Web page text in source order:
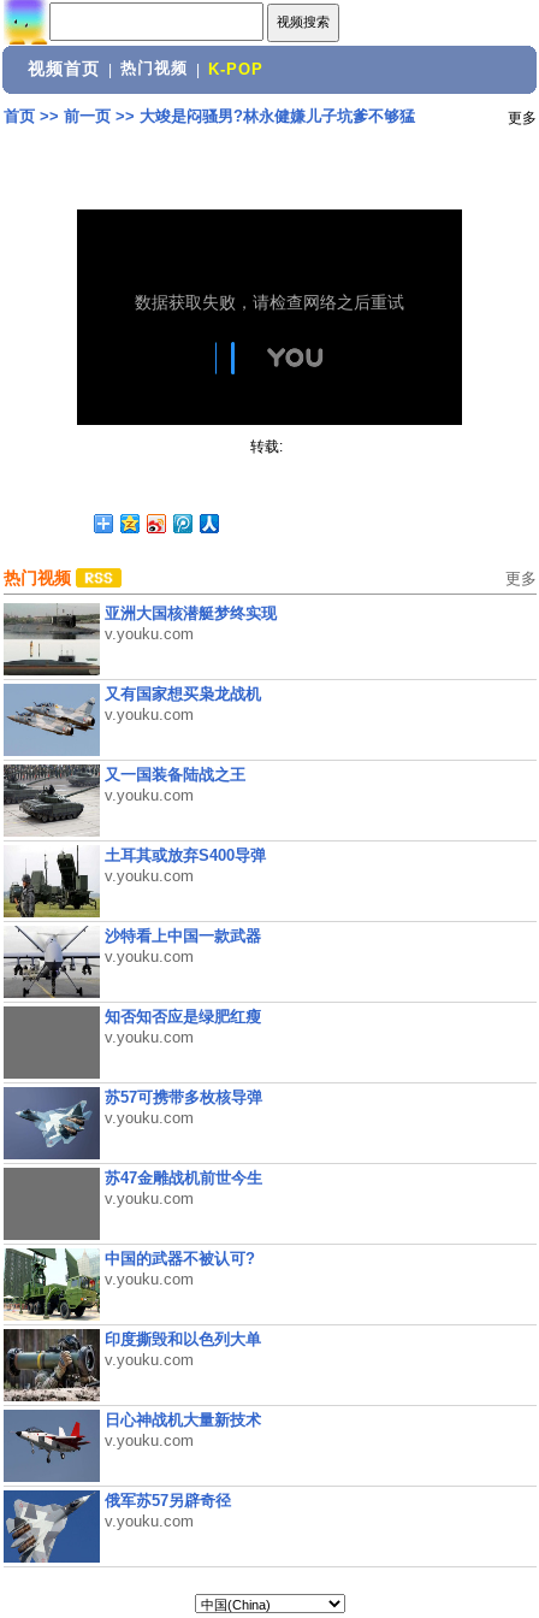
视频首页 热门视频 K-POP
首页>> 前一页>> 大竣是闷骚男?林永健嫌儿子坑爹不够猛 更多
转载:
热门视频 更多
亚洲大国核潜艇梦终实现
v.youku.com
又有国家想买枭龙战机
v.youku.com
又一国装备陆战之王
v.youku.com
土耳其或放弃S400导弹
v.youku.com
沙特看上中国一款武器
v.youku.com
知否知否应是绿肥红瘦
v.youku.com
苏57可携带多枚核导弹
v.youku.com
苏47金雕战机前世今生
v.youku.com
中国的武器不被认可?
v.youku.com
印度撕毁和以色列大单
v.youku.com
日心神战机大量新技术
v.youku.com
俄军苏57另辟奇径
v.youku.com